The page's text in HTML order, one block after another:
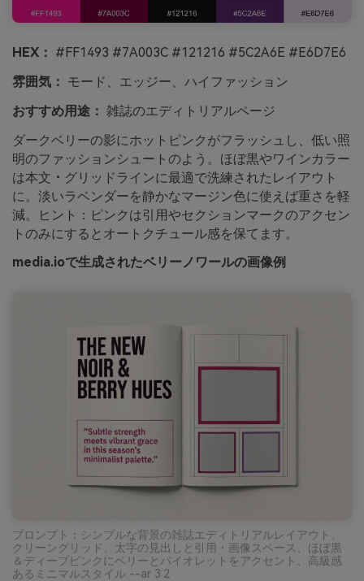
HEX： #FF1493 #7A003C #121216 #5C2A6E #E6D7E6
雰囲気： モード、エッジー、ハイファッション
おすすめ用途： 雑誌のエディトリアルページ
ダークベリーの影にホットピンクがフラッシュし、低い照
明のファッションシュートのよう。ほぼ黒やワインカラー
は本文・グリッドラインに最適で洗練されたレイアウト
に。淡いラベンダーを静かなマージン色に使えば重さを軽
減。ヒント：ピンクは引用やセクションマークのアクセン
トのみにするとオートクチュール感を保てます。
media.ioで生成されたベリーノワールの画像例
プロンプト：シンプルな背景の雑誌エディトリアルレイアウト、
クリーングリッド、太字の見出しと引用・画像スペース、ほぼ黒
＆ディープピンクにベリーとバイオレットをアクセント、高級感
あるミニマルスタイル --ar 3:2